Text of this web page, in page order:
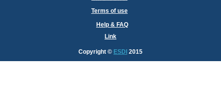
Terms of use
Help & FAQ
Link
Copyright © ESDI 2015